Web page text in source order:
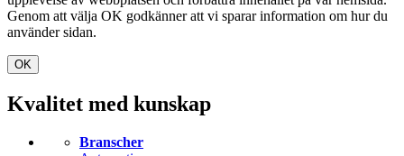
Genom att välja OK godkänner att vi sparar information om hur du
använder sidan.
OK
Kvalitet med kunskap
Branscher